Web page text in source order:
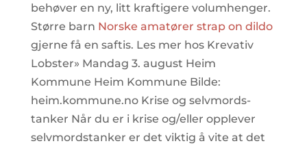
behøver en ny, litt kraftigere volumhenger.
Større barn Norske amatører strap on dildo
gjerne få en saftis. Les mer hos Krevativ
Lobster» Mandag 3. august Heim
Kommune Heim Kommune Bilde:
heim.kommune.no Krise og selvmords­
tanker Når du er i krise og/eller opplever
selvmordstanker er det viktig å vite at det